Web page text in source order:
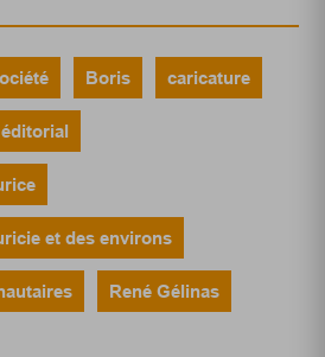
Boris caricature
éditorial
et des environs
René Gélinas